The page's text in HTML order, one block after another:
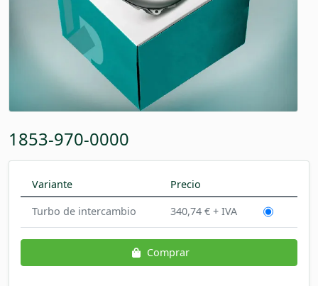
1853-970-0000
Variante
Precio
Turbo de intercambio
340,74 € + IVA
Comprar